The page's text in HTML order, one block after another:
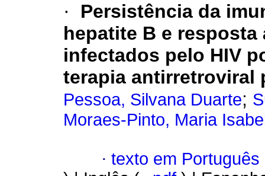
·
Persistência da
hepatite B e
infectados pelo HIV
terapia antirretroviral
Pessoa, Silvana Duarte;
Moraes-Pinto, Maria
· texto em Português